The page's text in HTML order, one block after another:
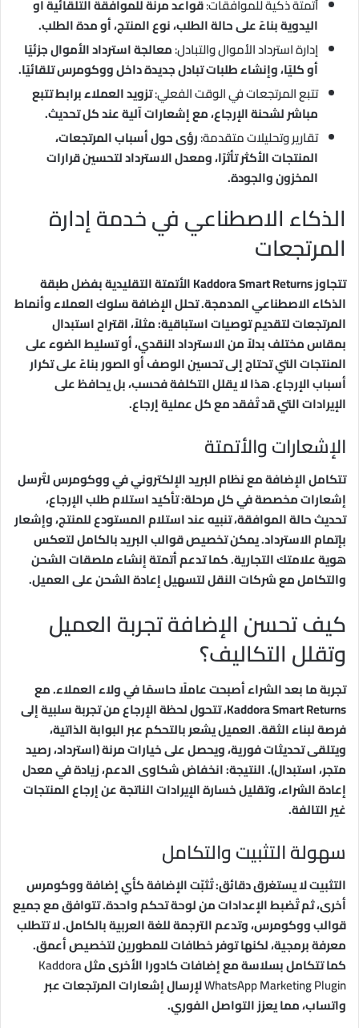
أتمتة ذكية للموافقات:قواعد مرنة للموافقة التلقائية أو
اليدوية بناءً على حالة الطلب، نوع المنتج، أو مدة الطلب.
إدارة استرداد الأموال والتبادل:معالجة استرداد الأموال جزئيًا
أو كليًا، وإنشاء طلبات تبادل جديدة داخل ووكومرس تلقائيًا.
تتبع المرتجعات في الوقت الفعلي:تزويد العملاء برابط تتبع
مباشر لشحنة الإرجاع، مع إشعارات آلية عند كل تحديث.
تقارير وتحليلات متقدمة:رؤى حول أسباب المرتجعات،
المنتجات الأكثر تأثرًا، ومعدل الاسترداد لتحسين قرارات
المخزون والجودة.
الذكاء الاصطناعي في خدمة إدارة
المرتجعات
تتجاوز Kaddora Smart Returns الأتمتة التقليدية بفضل طبقة
الذكاء الاصطناعي المدمجة. تحلل الإضافة سلوك العملاء وأنماط
المرتجعات لتقديم توصيات استباقية: مثلاً، اقتراح استبدال
بمقاس مختلف بدلاً من الاسترداد النقدي، أو تسليط الضوء على
المنتجات التي تحتاج إلى تحسين الوصف أو الصور بناءً على تكرار
أسباب الإرجاع. هذا لا يقلل التكلفة فحسب، بل يحافظ على
الإيرادات التي قد تُفقد مع كل عملية إرجاع.
الإشعارات والأتمتة
تتكامل الإضافة مع نظام البريد الإلكتروني في ووكومرس لتُرسل
إشعارات مخصصة في كل مرحلة: تأكيد استلام طلب الإرجاع،
تحديث حالة الموافقة، تنبيه عند استلام المستودع للمنتج، وإشعار
بإتمام الاسترداد. يمكن تخصيص قوالب البريد بالكامل لتعكس
هوية علامتك التجارية. كما تدعم أتمتة إنشاء ملصقات الشحن
والتكامل مع شركات النقل لتسهيل إعادة الشحن على العميل.
كيف تحسن الإضافة تجربة العميل
وتقلل التكاليف؟
تجربة ما بعد الشراء أصبحت عاملًا حاسمًا في ولاء العملاء. مع
Kaddora Smart Returns، تتحول لحظة الإرجاع من تجربة سلبية إلى
فرصة لبناء الثقة. العميل يشعر بالتحكم عبر البوابة الذاتية،
ويتلقى تحديثات فورية، ويحصل على خيارات مرنة (استرداد، رصيد
متجر، استبدال). النتيجة: انخفاض شكاوى الدعم، زيادة في معدل
إعادة الشراء، وتقليل خسارة الإيرادات الناتجة عن إرجاع المنتجات
غير التالفة.
سهولة التثبيت والتكامل
التثبيت لا يستغرق دقائق: تُثبّت الإضافة كأي إضافة ووكومرس
أخرى، ثم تُضبط الإعدادات من لوحة تحكم واحدة. تتوافق مع جميع
قوالب ووكومرس، وتدعم الترجمة للغة العربية بالكامل. لا تتطلب
معرفة برمجية، لكنها توفر خطافات للمطورين لتخصيص أعمق.
كما تتكامل بسلاسة مع إضافات كادورا الأخرى مثلKaddora
WhatsApp Marketing Pluginلإرسال إشعارات المرتجعات عبر
واتساب، مما يعزز التواصل الفوري.